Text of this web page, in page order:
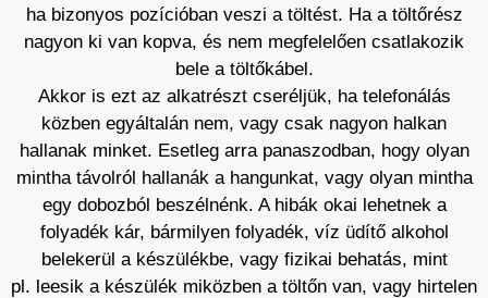
ha bizonyos pozícióban veszi a töltést. Ha a töltőrész
nagyon ki van kopva, és nem megfelelően csatlakozik
bele a töltőkábel.
Akkor is ezt az alkatrészt cseréljük, ha telefonálás
közben egyáltalán nem, vagy csak nagyon halkan
hallanak minket. Esetleg arra panaszodban, hogy olyan
mintha távolról hallanák a hangunkat, vagy olyan mintha
egy dobozból beszélnénk. A hibák okai lehetnek a
folyadék kár, bármilyen folyadék, víz üdítő alkohol
belekerül a készülékbe, vagy fizikai behatás, mint
pl. leesik a készülék miközben a töltőn van, vagy hirtelen